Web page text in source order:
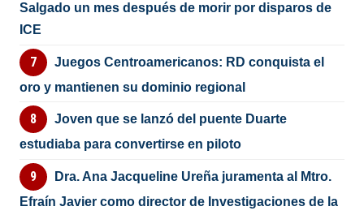
Salgado un mes después de morir por disparos de
ICE
Juegos Centroamericanos: RD conquista el
oro y mantienen su dominio regional
Joven que se lanzó del puente Duarte
estudiaba para convertirse en piloto
Dra. Ana Jacqueline Ureña juramenta al Mtro.
Efraín Javier como director de Investigaciones de la